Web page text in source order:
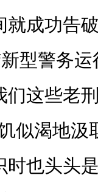
就成功告
型警务
这些老
似渴地汲
时也头头